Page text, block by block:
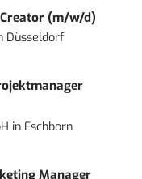
(m/w/d)
Düsseldorf
in Eschborn
Manager